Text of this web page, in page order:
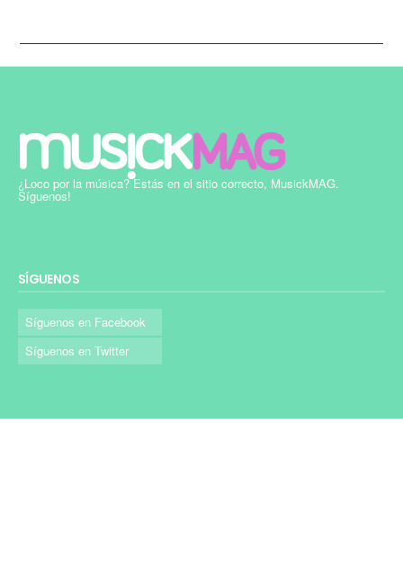
¿Loco por la música? Estás en el sitio correcto, MusickMAG.
Síguenos!
SÍGUENOS
Síguenos en Facebook
Síguenos en Twitter